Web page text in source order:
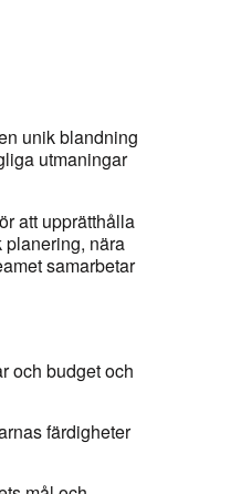
unik blandning
utmaningar
att upprätthålla
planering, nära
samarbetar
och budget och
färdigheter